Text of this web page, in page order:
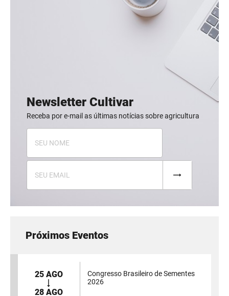
Newsletter Cultivar
Receba por e-mail as últimas notícias sobre agricultura
Próximos Eventos
25 AGO
28 AGO
Congresso Brasileiro de Sementes
2026